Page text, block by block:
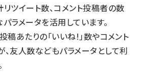
リツイート数、コメント投稿者の数
ラメータを活用しています。
あたりの「いいね!」数やコメント
、友人数などもパラメータとして利